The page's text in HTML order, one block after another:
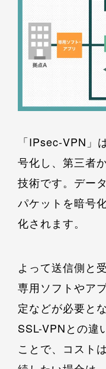
「IPsec‐VPN」
号化し、第三者
技術です。デー
パケットを暗号
化されます。
よって送信側と
専用ソフトやア
定などが必要と
SSL-VPNとの違
ことで、コスト